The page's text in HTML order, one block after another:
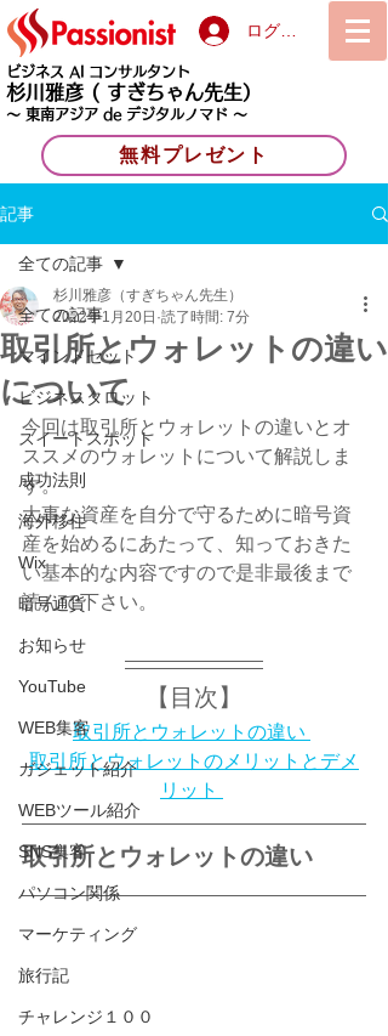
ログイン
ビジネス AI コンサルタント
杉川雅彦 ( すぎちゃん先生）
〜 東南アジア de デジタルノマド 〜
無料プレゼント
記事
全ての記事
マインドセット
ビジネスタロット
スイートスポット
成功法則
海外移住
Wix
暗号通貨
お知らせ
YouTube
WEB集客
ガジェット紹介
WEBツール紹介
SNS集客
パソコン関係
マーケティング
旅行記
チャレンジ１００
全ての記事
取引所とウォレットの違い
について
杉川雅彦（すぎちゃん先生）
2022年1月20日 読了時間: 7分
今回は取引所とウォレットの違いとオ
ススメのウォレットについて解説しま
す。
大事な資産を自分で守るために暗号資
産を始めるにあたって、知っておきた
い基本的な内容ですので是非最後まで
読んで下さい。
【目次】
取引所とウォレットの違い
取引所とウォレットのメリットとデメ
リット
取引所とウォレットの違い